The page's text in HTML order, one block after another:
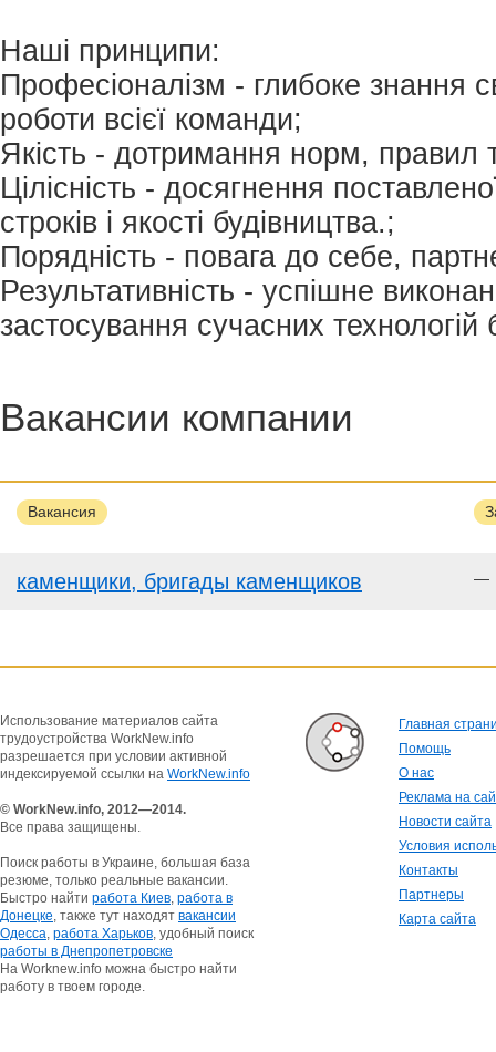
Наші принципи:
Професіоналізм - глибоке знання
роботи всієї команди;
Якість - дотримання норм, правил
Цілісність - досягнення
строків і якості будівництва.;
Порядність - повага до себе,
Результативність - успішне
застосування сучасних технологій
Вакансии компании
Вакансия
каменщики, бригады каменщиков —
Использование материалов сайта
трудоустройства WorkNew.info
разрешается при условии активной
индексируемой ссылки на WorkNew.info
© WorkNew.info, 2012—2014.
Все права защищены.
Поиск работы в Украине, большая база
резюме, только реальные вакансии.
Быстро найти работа Киев, работа в
Донецке, также тут находят вакансии
Одесса, работа Харьков, удобный поиск
работы в Днепропетровске
На Worknew.info можна быстро найти
работу в твоем городе.
Главная
Помощь
О нас
Реклама на
Новости сайта
Условия
Контакты
Партнеры
Карта сайта